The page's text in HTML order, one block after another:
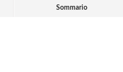
Sommario